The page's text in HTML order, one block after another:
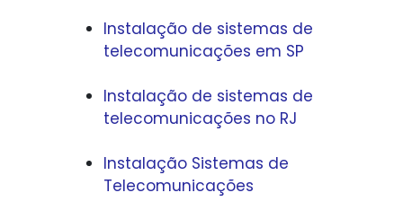
Instalação de sistemas de
telecomunicações em SP
Instalação de sistemas de
telecomunicações no RJ
Instalação Sistemas de
Telecomunicações